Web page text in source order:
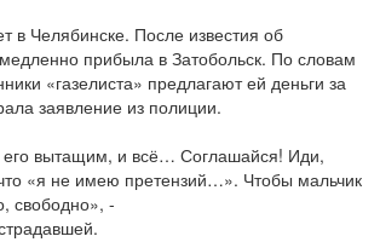
в Челябинске. После известия об
прибыла в Затобольск. По словам
«газелиста» предлагают ей деньги за
заявление из полиции.
вытащим, и всё… Соглашайся! Иди,
«я не имею претензий…». Чтобы мальчик
свободно», -